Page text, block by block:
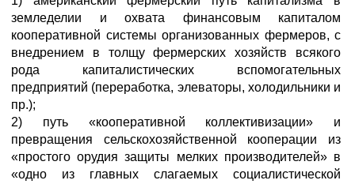
земледелии и охвата финансовым капиталом
кооперативной системы организованных фермеров, с
внедрением в толщу фермерских хозяйств всякого
рода капиталистических вспомогательных
предприятий (переработка, элеваторы, холодильники и
пр.);
2) путь «кооперативной коллективизации» и
превращения сельскохозяйственной кооперации из
«простого орудия защиты мелких производителей» в
«одно из главных слагаемых социалистической